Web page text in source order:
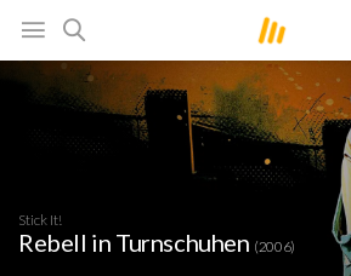
Stick It!
Rebell in Turnschuhen (2006)